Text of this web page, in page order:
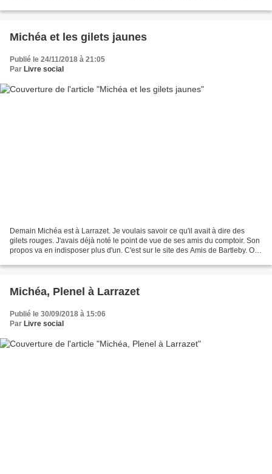
Michéa et les gilets jaunes
Publié le 24/11/2018 à 21:05
Par Livre social
Demain Michéa est à Larrazet. Je voulais savoir ce qu'il avait à dire des
gilets rouges. J'avais déjà noté le point de vue de ses amis du comptoir. Son
propos va en indisposer plus d'un. C'est sur le site des Amis de Bartleby. On
Michéa, Plenel à Larrazet
Publié le 30/09/2018 à 15:06
Par Livre social